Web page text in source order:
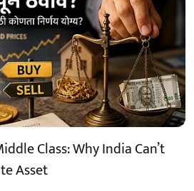
Class: Why India Can’t
Asset